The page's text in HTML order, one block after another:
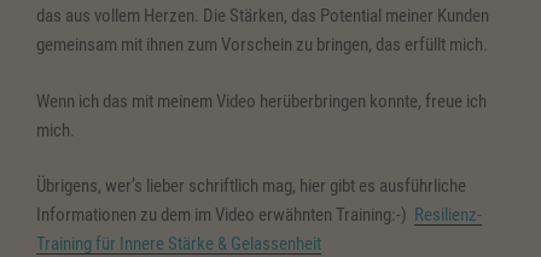
das aus vollem Herzen. Die Stärken, das Potential meiner Kunden
gemeinsam mit ihnen zum Vorschein zu bringen, das erfüllt mich.
Wenn ich das mit meinem Video herüberbringen konnte, freue ich
mich.
Übrigens, wer’s lieber schriftlich mag, hier gibt es ausführliche
Informationen zu dem im Video erwähnten Training:-) Resilienz-
Training für Innere Stärke & Gelassenheit